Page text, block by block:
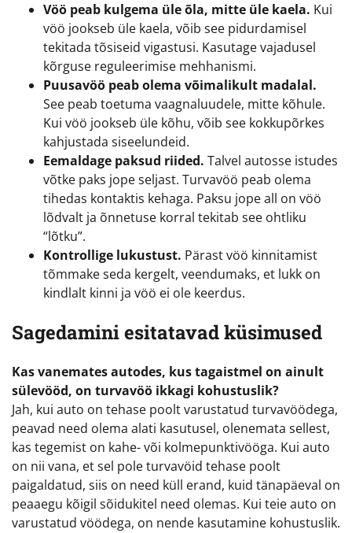
Vöö peab kulgema üle õla, mitte üle kaela. Kui
vöö jookseb üle kaela, võib see pidurdamisel
tekitada tõsiseid vigastusi. Kasutage vajadusel
kõrguse reguleerimise mehhanismi.
Puusavöö peab olema võimalikult madalal.
See peab toetuma vaagnaluudele, mitte kõhule.
Kui vöö jookseb üle kõhu, võib see kokkupõrkes
kahjustada siseelundeid.
Eemaldage paksud riided. Talvel autosse istudes
võtke paks jope seljast. Turvavöö peab olema
tihedas kontaktis kehaga. Paksu jope all on vöö
lõdvalt ja õnnetuse korral tekitab see ohtliku
“lõtku”.
Kontrollige lukustust. Pärast vöö kinnitamist
tõmmake seda kergelt, veendumaks, et lukk on
kindlalt kinni ja vöö ei ole keerdus.
Sagedamini esitatavad küsimused
Kas vanemates autodes, kus tagaistmel on ainult
sülevööd, on turvavöö ikkagi kohustuslik?
Jah, kui auto on tehase poolt varustatud turvavöödega,
peavad need olema alati kasutusel, olenemata sellest,
kas tegemist on kahe- või kolmepunktivööga. Kui auto
on nii vana, et sel pole turvavöid tehase poolt
paigaldatud, siis on need küll erand, kuid tänapäeval on
peaaegu kõigil sõidukitel need olemas. Kui teie auto on
varustatud vöödega, on nende kasutamine kohustuslik.